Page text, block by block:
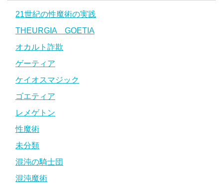
21世紀の性魔術の実践
THEURGIA GOETIA
オカルト詐欺
ゲーティア
ケイオスマジック
ゴエティア
レメゲトン
性魔術
未分類
混沌の騎士団
混沌魔術